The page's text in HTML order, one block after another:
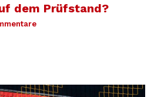
dem Prüfstand?